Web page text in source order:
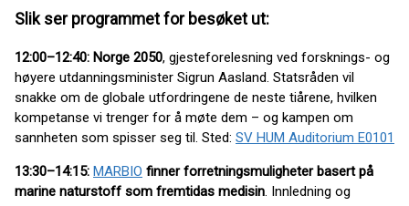
Slik ser programmet for besøket ut:
12:00–12:40: Norge 2050, gjesteforelesning ved forsknings- og
høyere utdanningsminister Sigrun Aasland. Statsråden vil
snakke om de globale utfordringene de neste tiårene, hvilken
kompetanse vi trenger for å møte dem – og kampen om
sannheten som spisser seg til. Sted: SV HUM Auditorium E0101
13:30–14:15: MARBIO finner forretningsmuligheter basert på
marine naturstoff som fremtidas medisin . Innledning og